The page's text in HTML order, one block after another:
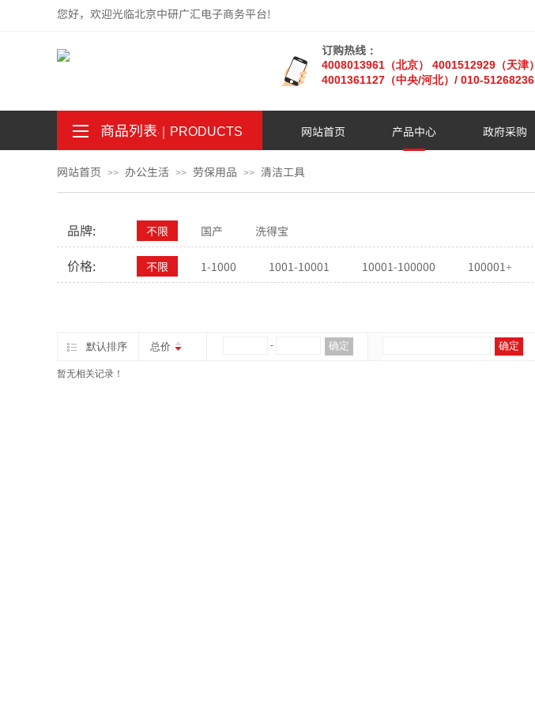
订购热线：
4008013961（北京） 4001512929（天津）
4001361127 （中央/河北） / 010-51268236
您好，欢迎光临北京中研广汇电子商务平台!
商品列表｜ PRODUCTS
.
。 网站首页 产品中心 政府采购
网站首页 >> 办公生活 >> 劳保用品 >> 清洁工具
品牌: 不限 国产 洗得宝
价格: 不限 1-1000 1001-10001 10001-100000 100001+
默认排序 总价 - 确定 确定
暂无相关记录！